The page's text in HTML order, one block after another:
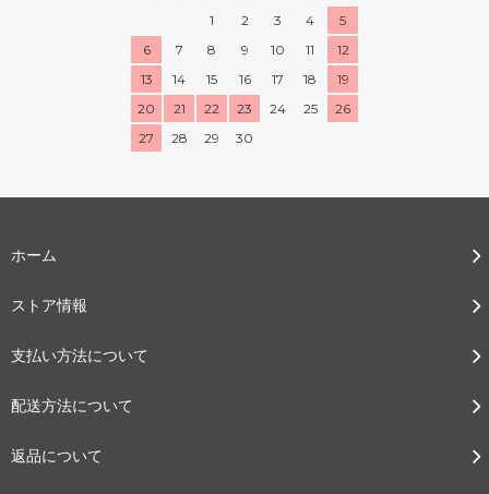
1
2 3 4
5
6
7 8 9 10 11
12
13
14 15 16 17 18
19
20
21 22 23 24 25
26
27
28 29 30
ホーム
ストア情報
支払い方法について
配送方法について
返品について